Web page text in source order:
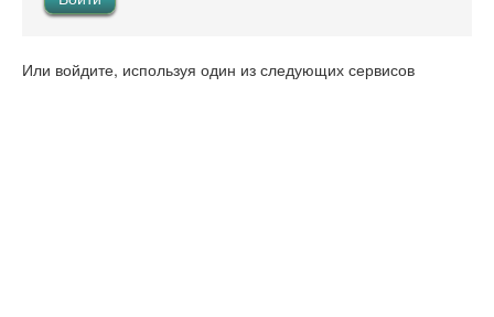
Или войдите, используя один из следующих сервисов